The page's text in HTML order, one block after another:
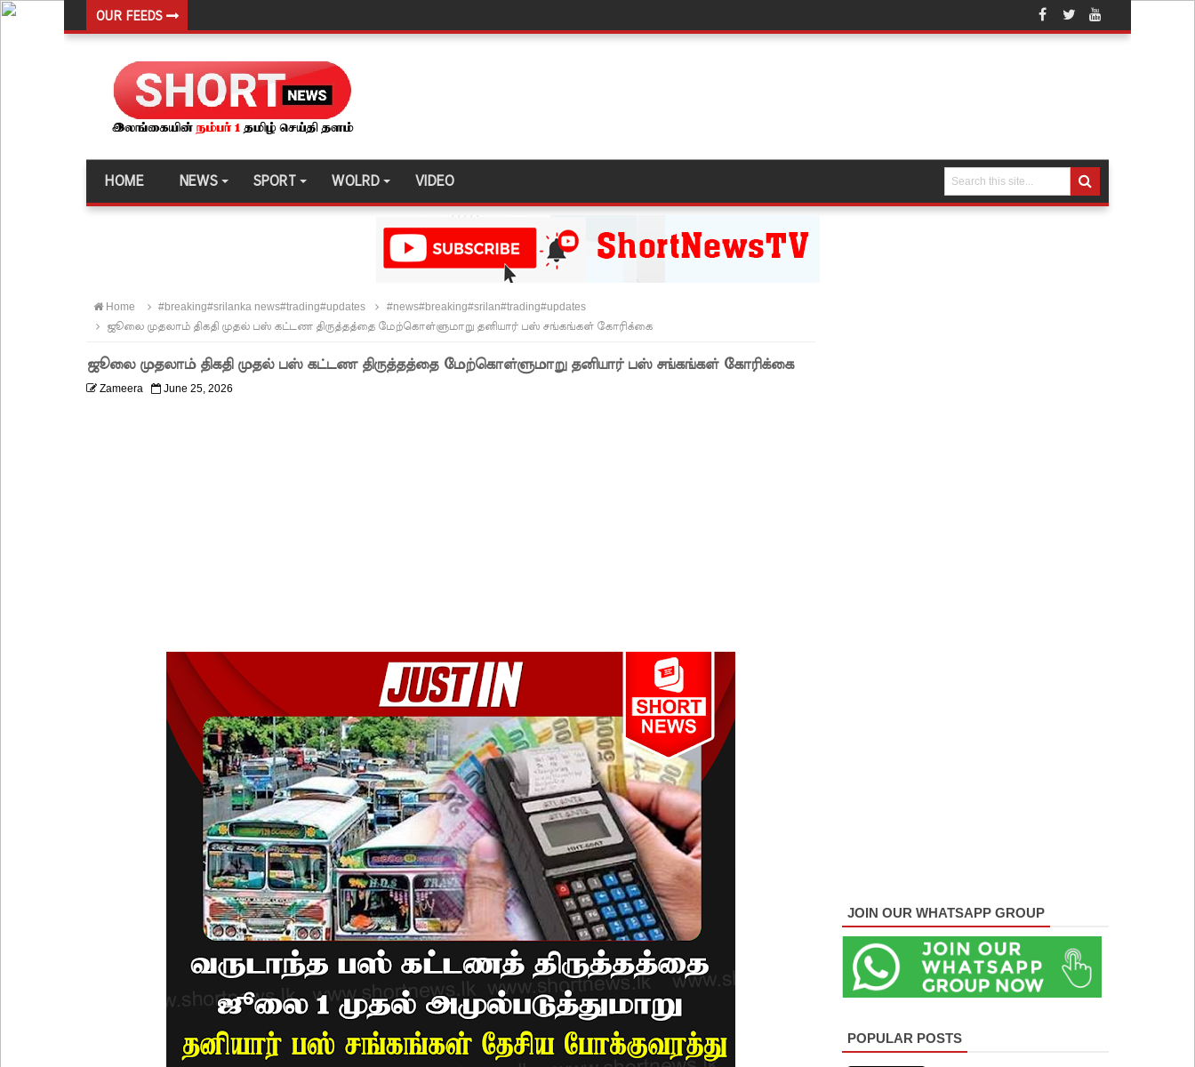
OUR FEEDS
விலங்குகள், தேசிய நீர் வழங்கல் வடிகால் சபை சட்டமூலங்கள் நிறைவேற்றம்!
146 சட்டவிரோத சூதாட்ட இணையதளங்களை முடக்குமாறு உத்தரவு!
பாகுபாடற்ற சேவையே தரமான அறிவியலின் அடித்தளமாகும் - பிரதமர்!
நீர்கொழும்பு சிறை வன்முறை தொடர்பான அறிக்கை ஜனாதிபதியிடம்!
கட்டிடம் திறப்பு!
டெங்குவால் உயிரிழந்தவர்களின் எண்ணிக்கை அதிகரிப்பு!
ஹிருணிகாவின் சிறைத் தண்டனைக்கு எதிரான மேல்முறையீட்டு விசாரணை செப்டம்பர் 23 வரை ஒத்திவைப்பு!
HOME NEWS SPORT WOLRD VIDEO
Home #breaking#srilanka news#trading#updates
#news#breaking#srilan#trading#updates
ஜூலை முதலாம் திகதி முதல் பஸ் கட்டண திருத்தத்தை மேற்கொள்ளுமாறு தனியார் பஸ் சங்கங்கள் கோரிக்கை
ஜூலை முதலாம் திகதி முதல் பஸ் கட்டண திருத்தத்தை மேற்கொள்ளுமாறு தனியார் பஸ் சங்கங்கள் கோரிக்கை
Zameera June 25, 2026
JOIN OUR WHATSAPP GROUP
POPULAR POSTS